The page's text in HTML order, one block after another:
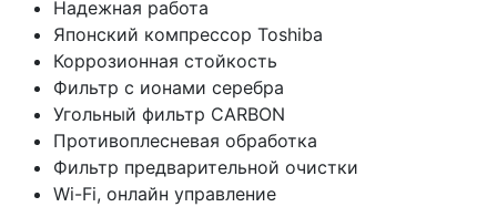
Надежная работа
Японский компрессор Toshiba
Коррозионная стойкость
Фильтр с ионами серебра
Угольный фильтр CARBON
Противоплесневая обработка
Фильтр предварительной очистки
Wi-Fi, онлайн управление